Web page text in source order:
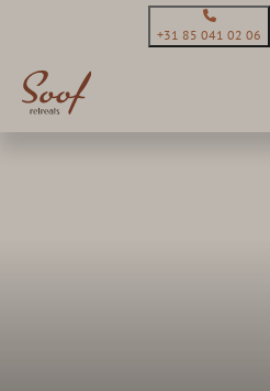
+31 85 041 02 06